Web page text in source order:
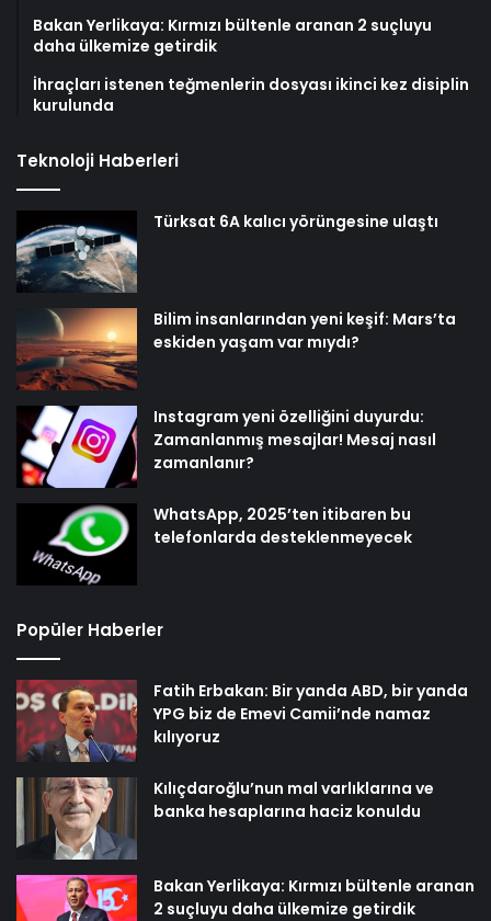
Bakan Yerlikaya: Kırmızı bültenle aranan 2 suçluyu
daha ülkemize getirdik
İhraçları istenen teğmenlerin dosyası ikinci kez disiplin
kurulunda
Teknoloji Haberleri
Türksat 6A kalıcı yörüngesine ulaştı
Bilim insanlarından yeni keşif: Mars’ta
eskiden yaşam var mıydı?
Instagram yeni özelliğini duyurdu:
Zamanlanmış mesajlar! Mesaj nasıl
zamanlanır?
WhatsApp, 2025’ten itibaren bu
telefonlarda desteklenmeyecek
Popüler Haberler
Fatih Erbakan: Bir yanda ABD, bir yanda
YPG biz de Emevi Camii’nde namaz
kılıyoruz
Kılıçdaroğlu’nun mal varlıklarına ve
banka hesaplarına haciz konuldu
Bakan Yerlikaya: Kırmızı bültenle aranan
2 suçluyu daha ülkemize getirdik